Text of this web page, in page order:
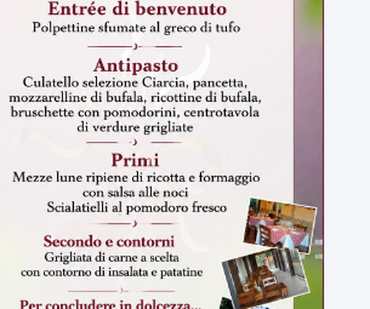
Sarà affidato con ogni probabilità all'inizio
della prossima settimana l'incarico...